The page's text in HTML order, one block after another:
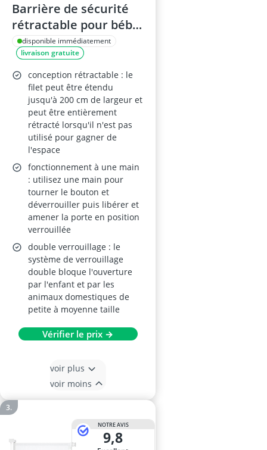
Barrière de sécurité
rétractable pour bébé
et animaux – 0–200 cm
– pour escaliers,
couloirs et portes
(intérieur/extérieur)
disponible immédiatement
livraison gratuite
conception rétractable : le
filet peut être étendu
jusqu'à 200 cm de largeur et
peut être entièrement
rétracté lorsqu'il n'est pas
utilisé pour gagner de
l'espace
fonctionnement à une main
: utilisez une main pour
tourner le bouton et
déverrouiller puis libérer et
amener la porte en position
verrouillée
double verrouillage : le
système de verrouillage
double bloque l'ouverture
par l'enfant et par les
animaux domestiques de
petite à moyenne taille
Vérifier le prix →
voir plus
voir moins
NOTRE AVIS
9,8